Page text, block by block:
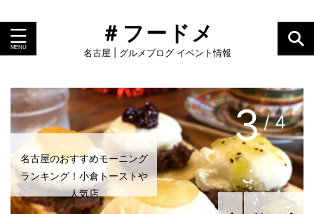
＃フードメ
名古屋 | グルメブログ イベント情報
名古屋のおすすめモーニング
ランキング！小倉トーストや
人気店
3/ 4